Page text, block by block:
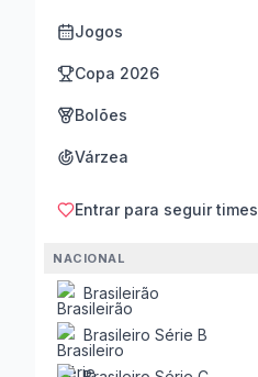
Jogos
Copa 2026
Bolões
Várzea
Entrar para seguir times
NACIONAL
Brasileirão
Brasileiro Série B